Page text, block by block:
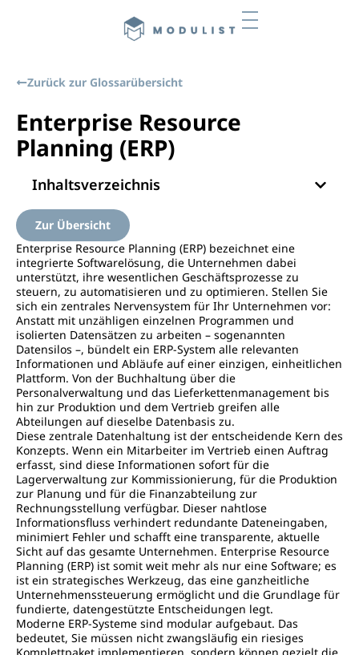
Zurück zur Glossarübersicht
Enterprise Resource
Planning (ERP)
Inhaltsverzeichnis
Zur Übersicht
Enterprise Resource Planning (ERP) bezeichnet eine
integrierte Softwarelösung, die Unternehmen dabei
unterstützt, ihre wesentlichen Geschäftsprozesse zu
steuern, zu automatisieren und zu optimieren. Stellen Sie
sich ein zentrales Nervensystem für Ihr Unternehmen vor:
Anstatt mit unzähligen einzelnen Programmen und
isolierten Datensätzen zu arbeiten – sogenannten
Datensilos –, bündelt ein ERP-System alle relevanten
Informationen und Abläufe auf einer einzigen, einheitlichen
Plattform. Von der Buchhaltung über die
Personalverwaltung und das Lieferkettenmanagement bis
hin zur Produktion und dem Vertrieb greifen alle
Abteilungen auf dieselbe Datenbasis zu.
Diese zentrale Datenhaltung ist der entscheidende Kern des
Konzepts. Wenn ein Mitarbeiter im Vertrieb einen Auftrag
erfasst, sind diese Informationen sofort für die
Lagerverwaltung zur Kommissionierung, für die Produktion
zur Planung und für die Finanzabteilung zur
Rechnungsstellung verfügbar. Dieser nahtlose
Informationsfluss verhindert redundante Dateneingaben,
minimiert Fehler und schafft eine transparente, aktuelle
Sicht auf das gesamte Unternehmen. Enterprise Resource
Planning (ERP) ist somit weit mehr als nur eine Software; es
ist ein strategisches Werkzeug, das eine ganzheitliche
Unternehmenssteuerung ermöglicht und die Grundlage für
fundierte, datengestützte Entscheidungen legt.
Moderne ERP-Systeme sind modular aufgebaut. Das
bedeutet, Sie müssen nicht zwangsläufig ein riesiges